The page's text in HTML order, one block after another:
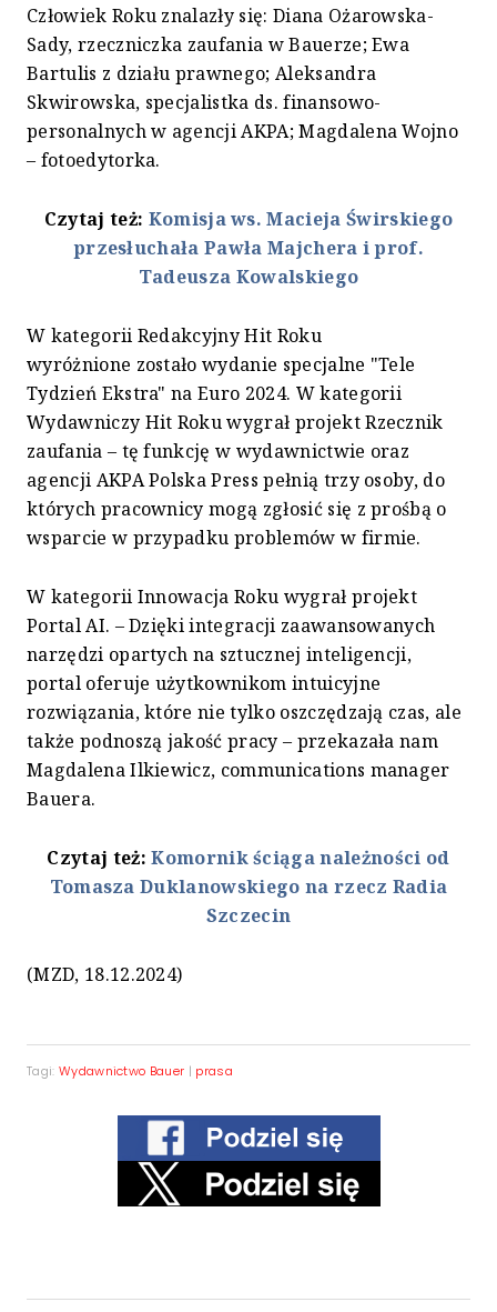
Człowiek Roku znalazły się: Diana Ożarowska-
Sady, rzeczniczka zaufania w Bauerze; Ewa
Bartulis z działu prawnego; Aleksandra
Skwirowska, specjalistka ds. finansowo-
personalnych w agencji AKPA; Magdalena Wojno
– fotoedytorka.
Czytaj też: Komisja ws. Macieja Świrskiego
przesłuchała Pawła Majchera i prof.
Tadeusza Kowalskiego
W kategorii Redakcyjny Hit Roku
wyróżnione zostało wydanie specjalne "Tele
Tydzień Ekstra" na Euro 2024. W kategorii
Wydawniczy Hit Roku wygrał projekt Rzecznik
zaufania – tę funkcję w wydawnictwie oraz
agencji AKPA Polska Press pełnią trzy osoby, do
których pracownicy mogą zgłosić się z prośbą o
wsparcie w przypadku problemów w firmie.
W kategorii Innowacja Roku wygrał projekt
Portal AI. – Dzięki integracji zaawansowanych
narzędzi opartych na sztucznej inteligencji,
portal oferuje użytkownikom intuicyjne
rozwiązania, które nie tylko oszczędzają czas, ale
także podnoszą jakość pracy – przekazała nam
Magdalena Ilkiewicz, communications manager
Bauera.
Czytaj też:Komornik ściąga należności od
Tomasza Duklanowskiego na rzecz Radia
Szczecin
(MZD, 18.12.2024)
Tagi: Wydawnictwo Bauer | prasa